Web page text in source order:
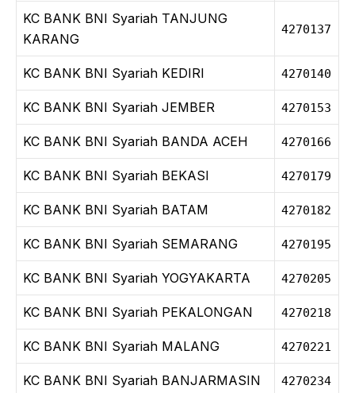
KC BANK BNI Syariah TANJUNG
KARANG
4270137
KC BANK BNI Syariah KEDIRI 4270140
KC BANK BNI Syariah JEMBER 4270153
KC BANK BNI Syariah BANDA ACEH 4270166
KC BANK BNI Syariah BEKASI 4270179
KC BANK BNI Syariah BATAM 4270182
KC BANK BNI Syariah SEMARANG 4270195
KC BANK BNI Syariah YOGYAKARTA 4270205
KC BANK BNI Syariah PEKALONGAN 4270218
KC BANK BNI Syariah MALANG 4270221
KC BANK BNI Syariah BANJARMASIN 4270234